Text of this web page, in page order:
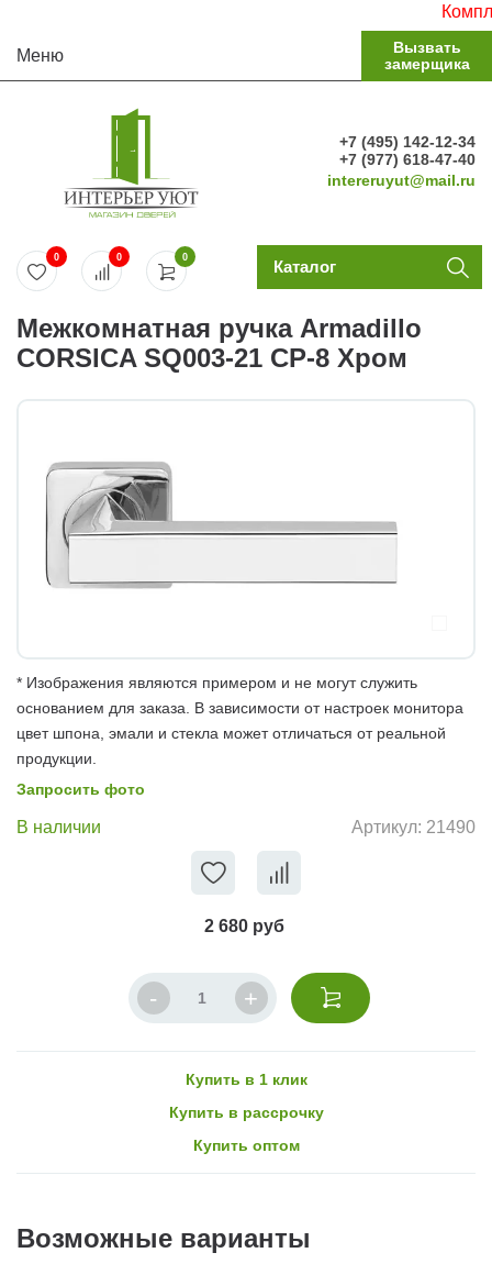
Меню
Вызвать
замерщика
+7 (495) 142-12-34
+7 (977) 618-47-40
intereruyut@mail.ru
0
0 0 Каталог
Межкомнатная ручка Armadillo
CORSICA SQ003-21 CP-8 Хром
* Изображения являются примером и не могут служить
основанием для заказа. В зависимости от настроек монитора
цвет шпона, эмали и стекла может отличаться от реальной
продукции.
Запросить фото
В наличии Артикул: 21490
2 680 руб
Купить в 1 клик
Купить в рассрочку
Купить оптом
Возможные варианты